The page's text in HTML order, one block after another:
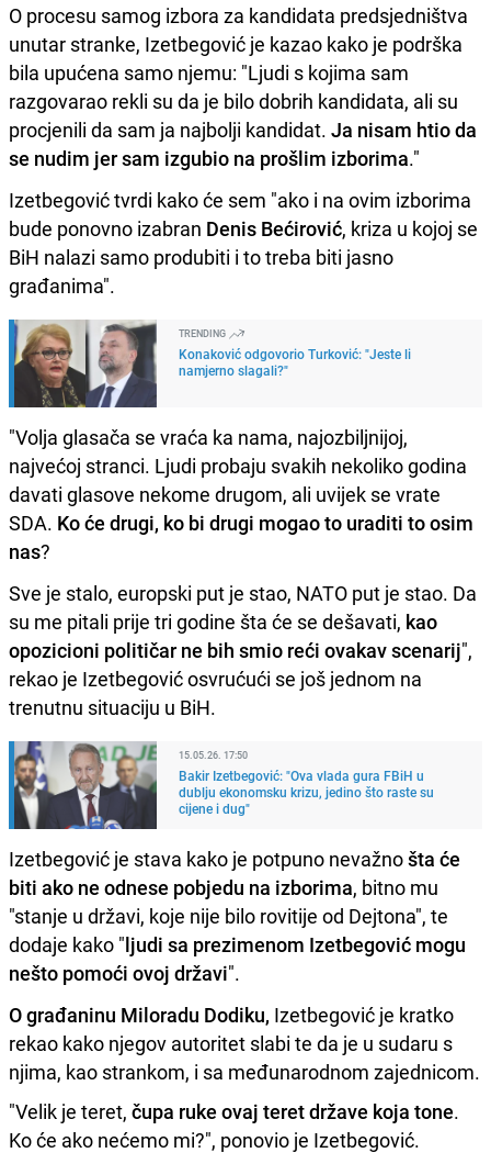
O procesu samog izbora za kandidata predsjedništva
unutar stranke, Izetbegović je kazao kako je podrška
bila upućena samo njemu: "Ljudi s kojima sam
razgovarao rekli su da je bilo dobrih kandidata, ali su
procjenili da sam ja najbolji kandidat. Ja nisam htio da
se nudim jer sam izgubio na prošlim izborima."
Izetbegović tvrdi kako će sem "ako i na ovim izborima
bude ponovno izabran Denis Bećirović, kriza u kojoj se
BiH nalazi samo produbiti i to treba biti jasno
građanima".
TRENDING
Konaković odgovorio Turković: "Jeste li
namjerno slagali?"
"Volja glasača se vraća ka nama, najozbiljnijoj,
najvećoj stranci. Ljudi probaju svakih nekoliko godina
davati glasove nekome drugom, ali uvijek se vrate
SDA. Ko će drugi, ko bi drugi mogao to uraditi to osim
nas?
Sve je stalo, europski put je stao, NATO put je stao. Da
su me pitali prije tri godine šta će se dešavati, kao
opozicioni političar ne bih smio reći ovakav scenarij",
rekao je Izetbegović osvrućući se još jednom na
trenutnu situaciju u BiH.
15.05.26. 17:50
Bakir Izetbegović: "Ova vlada gura FBiH u
dublju ekonomsku krizu, jedino što raste su
cijene i dug"
Izetbegović je stava kako je potpuno nevažnošta će
biti ako ne odnese pobjedu na izborima, bitno mu
"stanje u državi, koje nije bilo rovitije od Dejtona", te
dodaje kako "ljudi sa prezimenom Izetbegović mogu
nešto pomoći ovoj državi".
O građaninu Miloradu Dodiku, Izetbegović je kratko
rekao kako njegov autoritet slabi te da je u sudaru s
njima, kao strankom, i sa međunarodnom zajednicom.
"Velik je teret, čupa ruke ovaj teret države koja tone.
Ko će ako nećemo mi?", ponovio je Izetbegović.